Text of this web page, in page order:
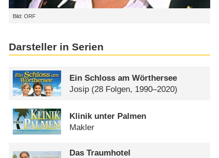
Bild: ORF
Darsteller in Serien
Ein Schloss am Wörthersee
Josip (28 Folgen, 1990–2020)
Klinik unter Palmen
Makler
Das Traumhotel